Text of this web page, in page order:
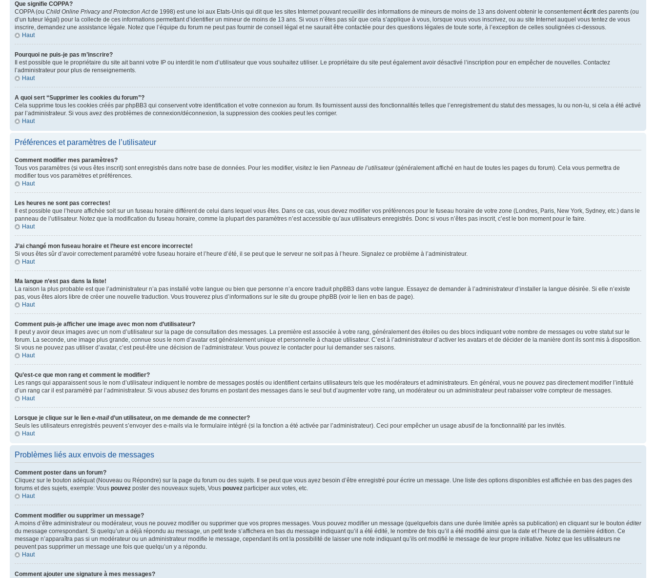
Que signifie COPPA?
COPPA (ou Child Online Privacy and Protection Actde 1998) est une loi aux Etats-Unis qui dit que les sites Internet pouvant recueillir des informations de mineurs de moins de 13 ans doivent obtenir le consentementécrit des parents (ou
d’un tuteur légal) pour la collecte de ces informations permettant d’identifier un mineur de moins de 13 ans. Si vous n’êtes pas sûr que cela s’applique à vous, lorsque vous vous inscrivez, ou au site Internet auquel vous tentez de vous
inscrire, demandez une assistance légale. Notez que l’équipe du forum ne peut pas fournir de conseil légal et ne saurait être contactée pour des questions légales de toute sorte, à l’exception de celles soulignées ci-dessous.
Haut
Pourquoi ne puis-je pas m’inscrire?
Il est possible que le propriétaire du site ait banni votre IP ou interdit le nom d’utilisateur que vous souhaitez utiliser. Le propriétaire du site peut également avoir désactivé l’inscription pour en empêcher de nouvelles. Contactez
l’administrateur pour plus de renseignements.
Haut
A quoi sert “Supprimer les cookies du forum”?
Cela supprime tous les cookies créés par phpBB3 qui conservent votre identification et votre connexion au forum. Ils fournissent aussi des fonctionnalités telles que l’enregistrement du statut des messages, lu ou non-lu, si cela a été activé
par l’administrateur. Si vous avez des problèmes de connexion/déconnexion, la suppression des cookies peut les corriger.
Haut
Préférences et paramètres de l’utilisateur
Comment modifier mes paramètres?
Tous vos paramètres (si vous êtes inscrit) sont enregistrés dans notre base de données. Pour les modifier, visitez le lien Panneau de l’utilisateur(généralement affiché en haut de toutes les pages du forum). Cela vous permettra de
modifier tous vos paramètres et préférences.
Haut
Les heures ne sont pas correctes!
Il est possible que l’heure affichée soit sur un fuseau horaire différent de celui dans lequel vous êtes. Dans ce cas, vous devez modifier vos préférences pour le fuseau horaire de votre zone (Londres, Paris, New York, Sydney, etc.) dans le
panneau de l’utilisateur. Notez que la modification du fuseau horaire, comme la plupart des paramètres n’est accessible qu’aux utilisateurs enregistrés. Donc si vous n’êtes pas inscrit, c’est le bon moment pour le faire.
Haut
J’ai changé mon fuseau horaire et l’heure est encore incorrecte!
Si vous êtes sûr d’avoir correctement paramétré votre fuseau horaire et l’heure d’été, il se peut que le serveur ne soit pas à l’heure. Signalez ce problème à l’administrateur.
Haut
Ma langue n’est pas dans la liste!
La raison la plus probable est que l’administrateur n’a pas installé votre langue ou bien que personne n’a encore traduit phpBB3 dans votre langue. Essayez de demander à l’administrateur d’installer la langue désirée. Si elle n’existe
pas, vous êtes alors libre de créer une nouvelle traduction. Vous trouverez plus d’informations sur le site du groupe phpBB (voir le lien en bas de page).
Haut
Comment puis-je afficher une image avec mon nom d’utilisateur?
Il peut y avoir deux images avec un nom d’utilisateur sur la page de consultation des messages. La première est associée à votre rang, généralement des étoiles ou des blocs indiquant votre nombre de messages ou votre statut sur le
forum. La seconde, une image plus grande, connue sous le nom d’avatar est généralement unique et personnelle à chaque utilisateur. C’est à l’administrateur d’activer les avatars et de décider de la manière dont ils sont mis à disposition.
Si vous ne pouvez pas utiliser d’avatar, c’est peut-être une décision de l’administrateur. Vous pouvez le contacter pour lui demander ses raisons.
Haut
Qu’est-ce que mon rang et comment le modifier?
Les rangs qui apparaissent sous le nom d’utilisateur indiquent le nombre de messages postés ou identifient certains utilisateurs tels que les modérateurs et administrateurs. En général, vous ne pouvez pas directement modifier l’intitulé
d’un rang car il est paramétré par l’administrateur. Si vous abusez des forums en postant des messages dans le seul but d’augmenter votre rang, un modérateur ou un administrateur peut rabaisser votre compteur de messages.
Haut
Lorsque je clique sur le lien e-maild’un utilisateur, on me demande de me connecter?
Seuls les utilisateurs enregistrés peuvent s’envoyer des e-mails via le formulaire intégré (si la fonction a été activée par l’administrateur). Ceci pour empêcher un usage abusif de la fonctionnalité par les invités.
Haut
Problèmes liés aux envois de messages
Comment poster dans un forum?
Cliquez sur le bouton adéquat (Nouveau ou Répondre) sur la page du forum ou des sujets. Il se peut que vous ayez besoin d’être enregistré pour écrire un message. Une liste des options disponibles est affichée en bas des pages des
forums et des sujets, exemple: Vous pouvez poster des nouveaux sujets, Vous pouvez participer aux votes, etc.
Haut
Comment modifier ou supprimer un message?
A moins d’être administrateur ou modérateur, vous ne pouvez modifier ou supprimer que vos propres messages. Vous pouvez modifier un message (quelquefois dans une durée limitée après sa publication) en cliquant sur le bouton éditer
du message correspondant. Si quelqu’un a déjà répondu au message, un petit texte s’affichera en bas du message indiquant qu’il a été édité, le nombre de fois qu’il a été modifié ainsi que la date et l’heure de la dernière édition. Ce
message n’apparaîtra pas si un modérateur ou un administrateur modifie le message, cependant ils ont la possibilité de laisser une note indiquant qu’ils ont modifié le message de leur propre initiative. Notez que les utilisateurs ne
peuvent pas supprimer un message une fois que quelqu’un y a répondu.
Haut
Comment ajouter une signature à mes messages?